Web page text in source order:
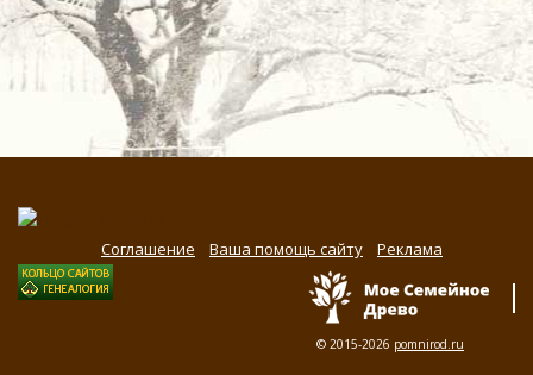
Соглашение Ваша помощь сайту Реклама
© 2015-2026 pomnirod.ru